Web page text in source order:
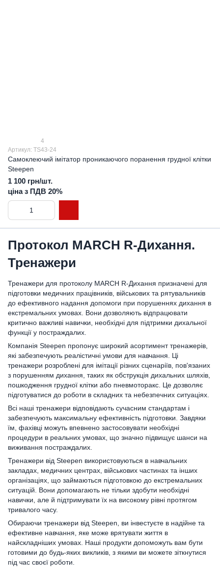
4
Артикул: TS43-24
Самоклеючий імітатор проникаючого поранення грудної клітки
Steepen
1 100 грн/шт.
ціна з ПДВ 20%
Протокол MARCH R-Дихання.
Тренажери
Тренажери для протоколу MARCH R-Дихання призначені для
підготовки медичних працівників, військових та рятувальників
до ефективного надання допомоги при порушеннях дихання в
екстремальних умовах. Вони дозволяють відпрацювати
критично важливі навички, необхідні для підтримки дихальної
функції у постраждалих.
Компанія Steepen пропонує широкий асортимент тренажерів,
які забезпечують реалістичні умови для навчання. Ці
тренажери розроблені для імітації різних сценаріїв, пов'язаних
з порушенням дихання, таких як обструкція дихальних шляхів,
пошкодження грудної клітки або пневмоторакс. Це дозволяє
підготуватися до роботи в складних та небезпечних ситуаціях.
Всі наші тренажери відповідають сучасним стандартам і
забезпечують максимальну ефективність підготовки. Завдяки
їм, фахівці можуть впевнено застосовувати необхідні
процедури в реальних умовах, що значно підвищує шанси на
виживання постраждалих.
Тренажери від Steepen використовуються в навчальних
закладах, медичних центрах, військових частинах та інших
організаціях, що займаються підготовкою до екстремальних
ситуацій. Вони допомагають не тільки здобути необхідні
навички, але й підтримувати їх на високому рівні протягом
тривалого часу.
Обираючи тренажери від Steepen, ви інвестуєте в надійне та
ефективне навчання, яке може врятувати життя в
найскладніших умовах. Наші продукти допоможуть вам бути
готовими до будь-яких викликів, з якими ви можете зіткнутися
під час своєї роботи.